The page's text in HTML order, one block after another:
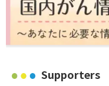
Supporters